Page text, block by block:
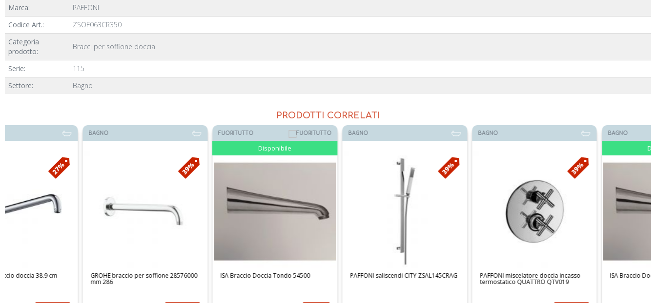
Marca:
PAFFONI
Codice Art.:
ZSOF063CR350
Categoria
prodotto:
Bracci per soffione doccia
Serie:
115
Settore:
Bagno
PRODOTTI CORRELATI
GROHE braccio per soffione 28576000 ISA Braccio Doccia Tondo 54500 PAFFONI saliscendi CITY ZSAL145CRAG PAFFONI miscelatore doccia incasso
termostatico QUATTRO QTV019
ISA Braccio Doccia Tondo 54500